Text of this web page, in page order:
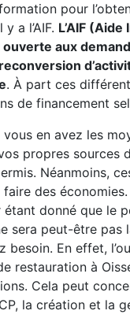
pour
a l’AIF. L’AIF
aux
. À part ces
de financement
vous en avez les
propres sources
Néanmoins,
des économies.
étant donné que le
sera peut-être pas
besoin. En effet,
restauration à
Cela peut
la création et la